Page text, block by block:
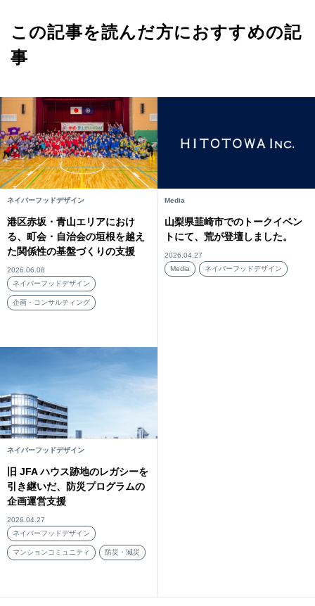
この記事を読んだ方におすすめの記
事
ネイバーフッドデザイン
港区赤坂・青山エリアにおけ
る、町会・自治会の垣根を越え
た関係性の基盤づくりの支援
2026.06.08
ネイバーフッドデザイン
企画・コンサルティング
Media
山梨県韮崎市でのトークイベン
トにて、荒が登壇しました。
2026.04.27
Media
ネイバーフッドデザイン
ネイバーフッドデザイン
旧 JFA ハウス跡地のレガシーを
引き継いだ、防災プログラムの
企画運営支援
2026.04.27
ネイバーフッドデザイン
マンションコミュニティ 防災・減災